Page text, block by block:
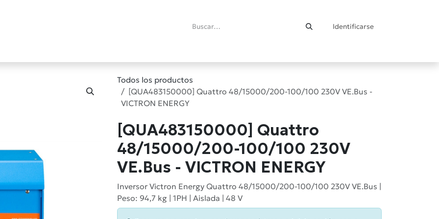
Identificarse
Todos los productos
[QUA483150000] Quattro 48/15000/200-100/100 230V VE.Bus -
VICTRON ENERGY
[QUA483150000] Quattro
48/15000/200-100/100 230V
VE.Bus - VICTRON ENERGY
Inversor Victron Energy Quattro 48/15000/200-100/100 230V VE.Bus |
Peso: 94,7 kg | 1PH | Aislada | 48 V